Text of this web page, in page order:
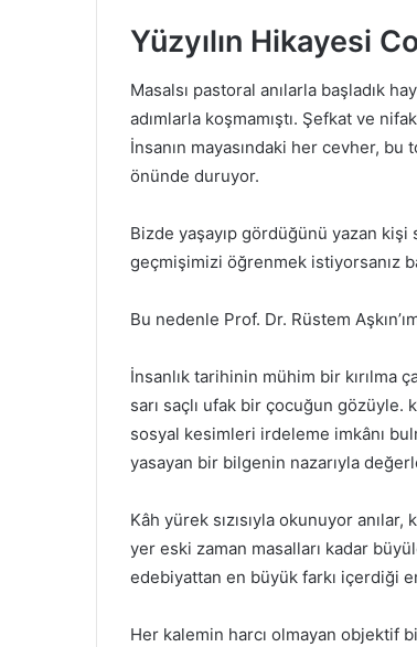
Yüzyılın Hikayesi
Masalsı pastoral anılarla başladık
adımlarla koşmamıştı. Şefkat ve
İnsanın mayasındaki her cevher,
önünde duruyor.
Bizde yaşayıp gördüğünü yazan kişi
geçmişimizi öğrenmek istiyorsanız
Bu nedenle Prof. Dr. Rüstem
İnsanlık tarihinin mühim bir kırılma
sarı saçlı ufak bir çocuğun
sosyal kesimleri irdeleme imkânı
yasayan bir bilgenin nazarıyla
Kâh yürek sızısıyla okunuyor
yer eski zaman masalları kadar
edebiyattan en büyük farkı içerdiği
Her kalemin harcı olmayan objektif